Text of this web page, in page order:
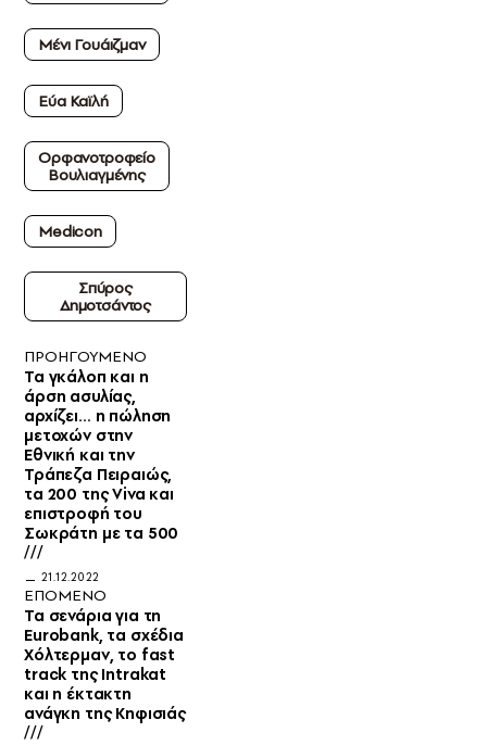
Μένι Γουάιζμαν
Εύα Καϊλή
Ορφανοτροφείο
Βουλιαγμένης
Medicon
Σπύρος
Δημοτσάντος
ΠΡΟΗΓΟΥΜΕΝΟ
Τα γκάλοπ και η
άρση ασυλίας,
αρχίζει… η πώληση
μετοχών στην
Εθνική και την
Τράπεζα Πειραιώς,
τα 200 της Viva και
επιστροφή του
Σωκράτη με τα 500
///
21.12.2022
ΕΠΟΜΕΝΟ
Τα σενάρια για τη
Eurobank, τα σχέδια
Χόλτερμαν, το fast
track της Intrakat
και η έκτακτη
ανάγκη της Κηφισιάς
///